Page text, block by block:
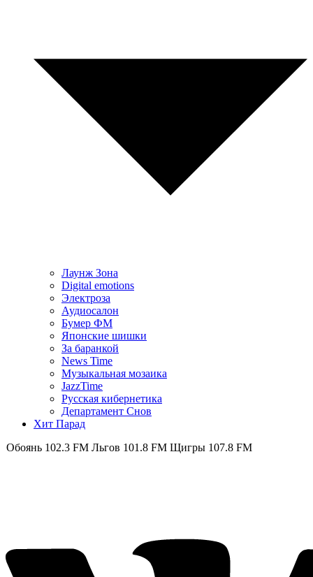
Лаунж Зона
Digital emotions
Электроза
Аудиосалон
Бумер ФМ
Японскиe шишки
За баранкой
News Time
Музыкальная мозаика
JazzTime
Русская кибернетика
Департамент Снов
Хит Парад
FM Льгов 101.8 FM Щигры 107.8 FM